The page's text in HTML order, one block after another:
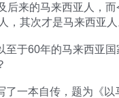
后来的马来西亚人，
，其次才是马来西亚
至于60年的马来西亚
了一本自传，题为《以